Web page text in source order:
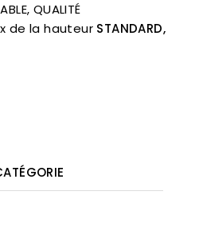
QUALITÉ
de la hauteur STANDARD,